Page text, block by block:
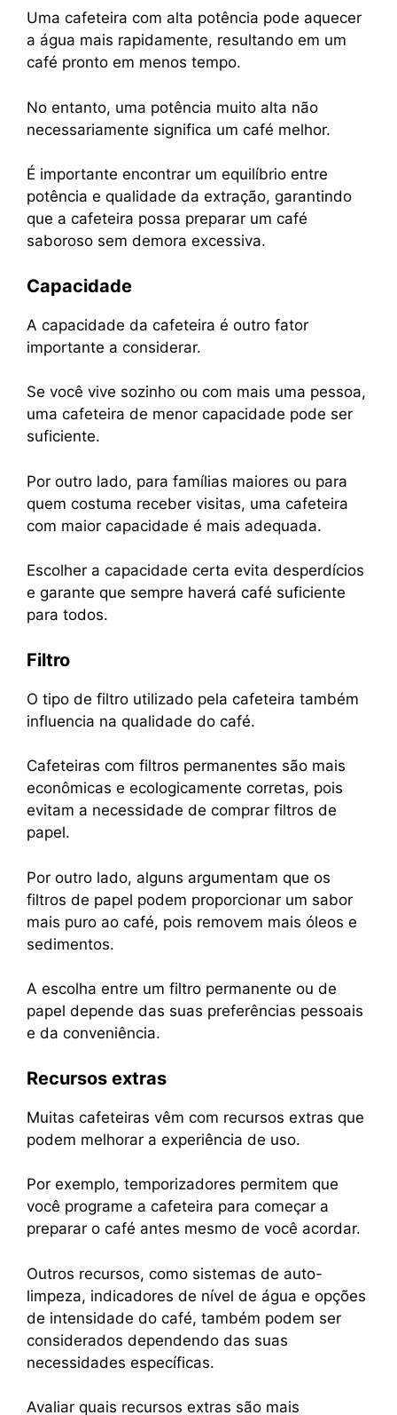
Uma cafeteira com alta potência pode aquecer
a água mais rapidamente, resultando em um
café pronto em menos tempo.
No entanto, uma potência muito alta não
necessariamente significa um café melhor.
É importante encontrar um equilíbrio entre
potência e qualidade da extração, garantindo
que a cafeteira possa preparar um café
saboroso sem demora excessiva.
Capacidade
A capacidade da cafeteira é outro fator
importante a considerar.
Se você vive sozinho ou com mais uma pessoa,
uma cafeteira de menor capacidade pode ser
suficiente.
Por outro lado, para famílias maiores ou para
quem costuma receber visitas, uma cafeteira
com maior capacidade é mais adequada.
Escolher a capacidade certa evita desperdícios
e garante que sempre haverá café suficiente
para todos.
Filtro
O tipo de filtro utilizado pela cafeteira também
influencia na qualidade do café.
Cafeteiras com filtros permanentes são mais
econômicas e ecologicamente corretas, pois
evitam a necessidade de comprar filtros de
papel.
Por outro lado, alguns argumentam que os
filtros de papel podem proporcionar um sabor
mais puro ao café, pois removem mais óleos e
sedimentos.
A escolha entre um filtro permanente ou de
papel depende das suas preferências pessoais
e da conveniência.
Recursos extras
Muitas cafeteiras vêm com recursos extras que
podem melhorar a experiência de uso.
Por exemplo, temporizadores permitem que
você programe a cafeteira para começar a
preparar o café antes mesmo de você acordar.
Outros recursos, como sistemas de auto-
limpeza, indicadores de nível de água e opções
de intensidade do café, também podem ser
considerados dependendo das suas
necessidades específicas.
Avaliar quais recursos extras são mais